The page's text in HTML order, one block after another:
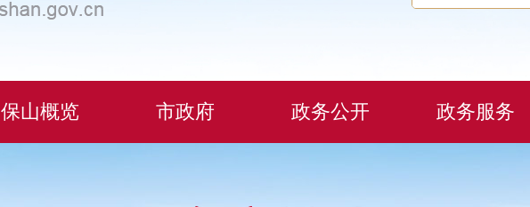
保山概览 市政府 政务公开 政务服务